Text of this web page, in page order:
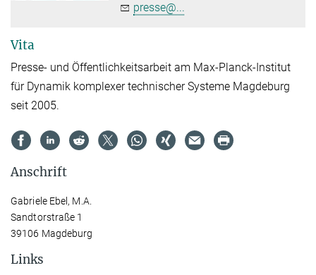
presse@...
Vita
Presse- und Öffentlichkeitsarbeit am Max-Planck-Institut
für Dynamik komplexer technischer Systeme Magdeburg
seit 2005.
Anschrift
Gabriele Ebel, M.A.
Sandtorstraße 1
39106 Magdeburg
Links